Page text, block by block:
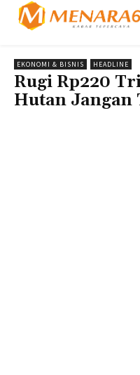
EKONOMI & BISNIS HEADLINE
Rugi Rp220
Hutan Jangan